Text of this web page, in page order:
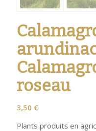
roseau
3,50 €
Plants produits en